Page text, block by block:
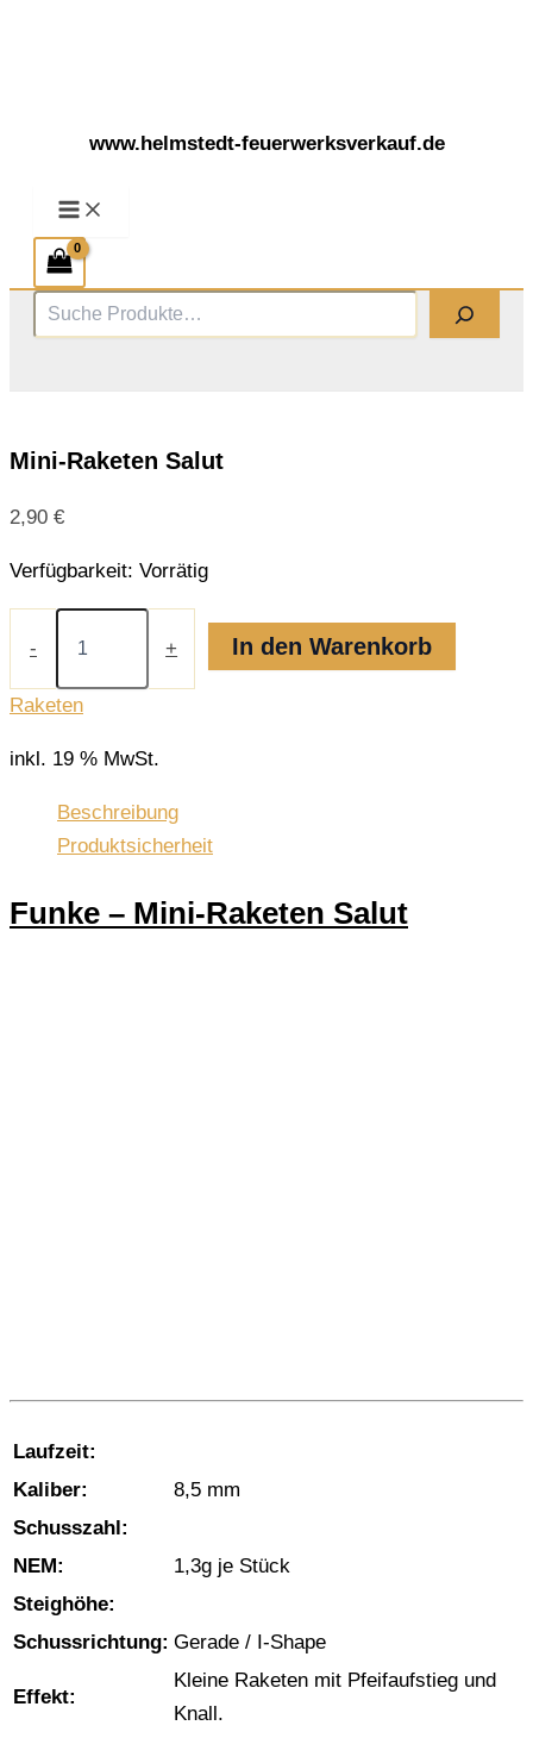
www.helmstedt-feuerwerksverkauf.de
Suchen
Mini-Raketen Salut
2,90 €
Verfügbarkeit: Vorrätig
-
Menge
+ In den Warenkorb
Raketen
inkl. 19 % MwSt.
Beschreibung
Produktsicherheit
Funke – Mini-Raketen Salut
Laufzeit:
Kaliber:
8,5 mm
Schusszahl:
NEM:
1,3g je Stück
Steighöhe:
Schussrichtung: Gerade / I-Shape
Effekt:
Kleine Raketen mit Pfeifaufstieg und
Knall.